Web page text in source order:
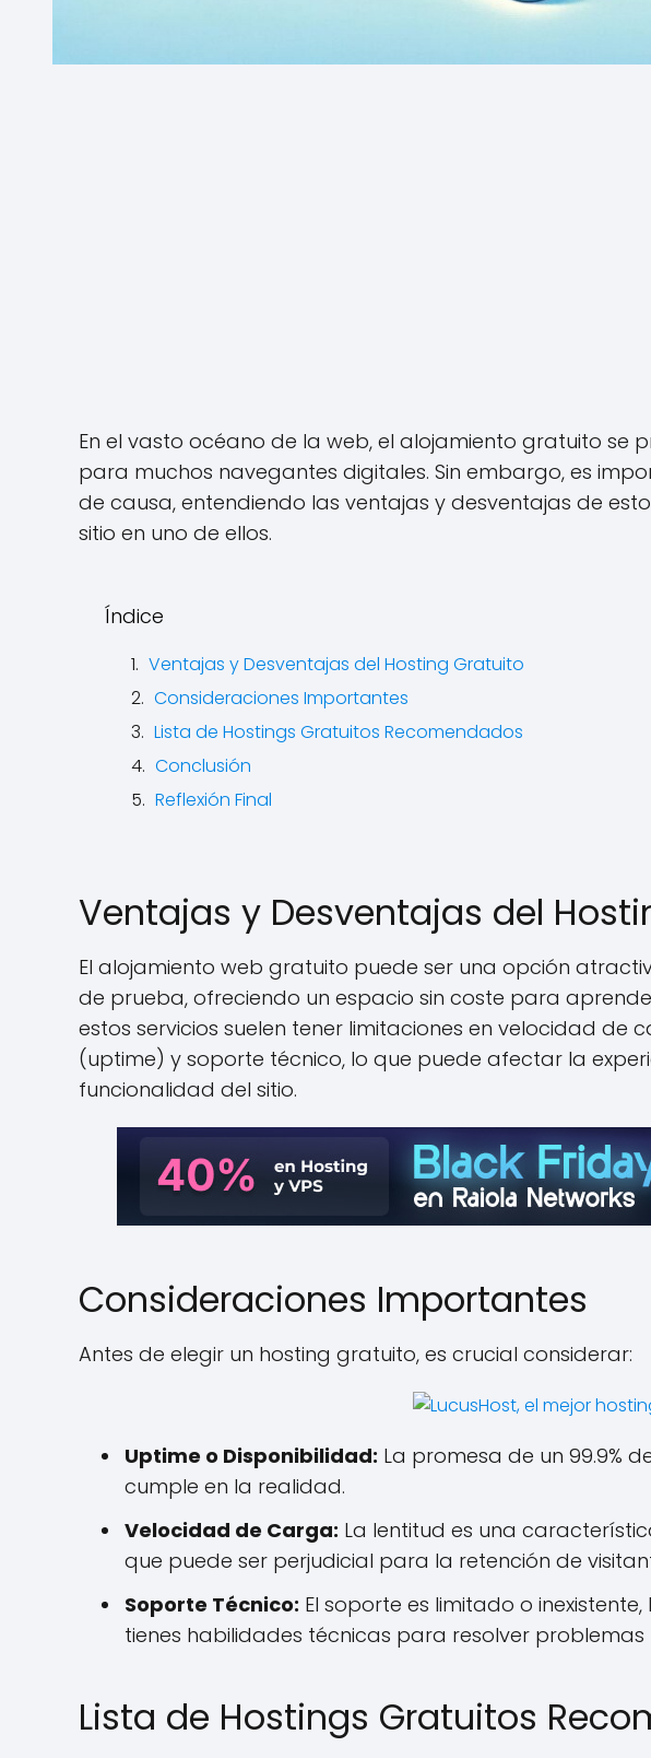
En el vasto océano de la web, el alojamiento gratuito se
para muchos navegantes digitales. Sin embargo, es
de causa, entendiendo las ventajas y desventajas de
sitio en uno de ellos.
Índice
Ventajas y Desventajas del Hosting Gratuito
Consideraciones Importantes
Lista de Hostings Gratuitos Recomendados
Conclusión
Reflexión Final
Ventajas y Desventajas del
El alojamiento web gratuito puede ser una opción
de prueba, ofreciendo un espacio sin coste para
estos servicios suelen tener limitaciones en velocidad de
(uptime) y soporte técnico, lo que puede afectar la
funcionalidad del sitio.
Consideraciones Importantes
Antes de elegir un hosting gratuito, es crucial considerar:
Uptime o Disponibilidad: La promesa de un 99.9%
cumple en la realidad.
Velocidad de Carga: La lentitud es una
que puede ser perjudicial para la retención de
Soporte Técnico: El soporte es limitado o
tienes habilidades técnicas para resolver
Lista de Hostings Gratuitos